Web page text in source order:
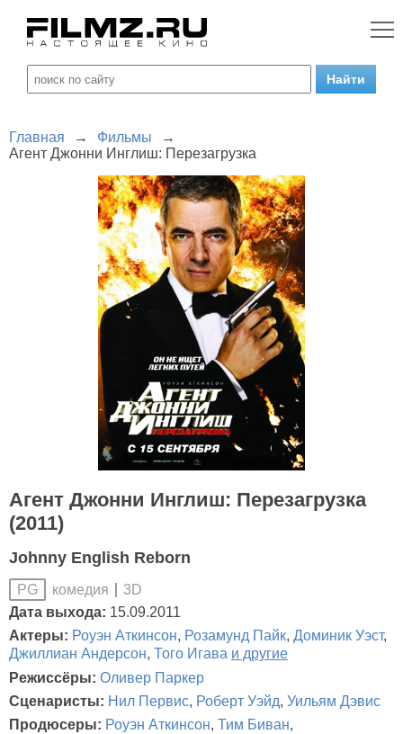
Главная → Фильмы
→
Агент Джонни Инглиш: Перезагрузка
Агент Джонни Инглиш: Перезагрузка
(2011)
Johnny English Reborn
PG комедия
3D
Дата выхода: 15.09.2011
Актеры: Роуэн Аткинсон, Розамунд Пайк, Доминик Уэст,
Джиллиан Андерсон, Того Игава и другие
Режиссёры: Оливер Паркер
Сценаристы: Нил Первис, Роберт Уэйд, Уильям Дэвис
Продюсеры: Роуэн Аткинсон, Тим Биван,